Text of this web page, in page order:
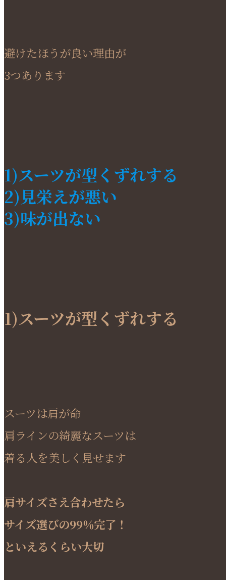
避けたほうが良い理由が
3つあります
1)スーツが型くずれする
2)見栄えが悪い
3)味が出ない
1)スーツが型くずれする
スーツは肩が命
肩ラインの綺麗なスーツは
着る人を美しく見せます
肩サイズさえ合わせたら
サイズ選びの99％完了！
といえるくらい大切